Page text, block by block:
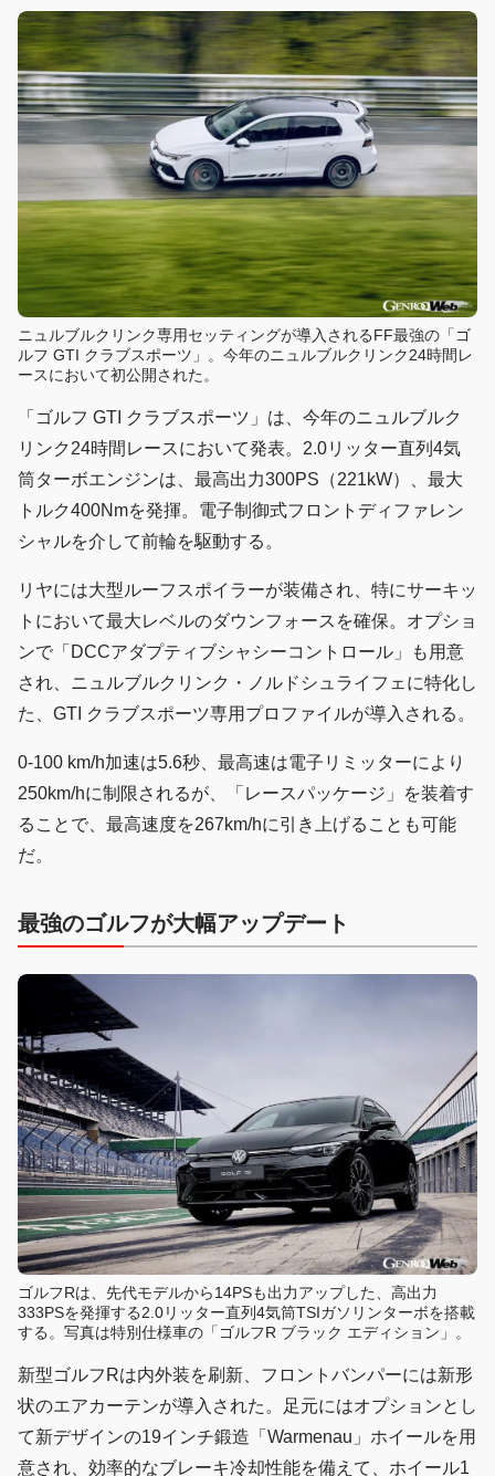
ニュルブルクリンク専用セッティングが導入されるFF最強の「ゴ
ルフ GTI クラブスポーツ」。今年のニュルブルクリンク24時間レ
ースにおいて初公開された。
「ゴルフ GTI クラブスポーツ」は、今年のニュルブルク
リンク24時間レースにおいて発表。2.0リッター直列4気
筒ターボエンジンは、最高出力300PS（221kW）、最大
トルク400Nmを発揮。電子制御式フロントディファレン
シャルを介して前輪を駆動する。
リヤには大型ルーフスポイラーが装備され、特にサーキッ
トにおいて最大レベルのダウンフォースを確保。オプショ
ンで「DCCアダプティブシャシーコントロール」も用意
され、ニュルブルクリンク・ノルドシュライフェに特化し
た、GTI クラブスポーツ専用プロファイルが導入される。
0-100 km/h加速は5.6秒、最高速は電子リミッターにより
250km/hに制限されるが、「レースパッケージ」を装着す
ることで、最高速度を267km/hに引き上げることも可能
だ。
最強のゴルフが大幅アップデート
ゴルフRは、先代モデルから14PSも出力アップした、高出力
333PSを発揮する2.0リッター直列4気筒TSIガソリンターボを搭載
する。写真は特別仕様車の「ゴルフR ブラック エディション」。
新型ゴルフRは内外装を刷新、フロントバンパーには新形
状のエアカーテンが導入された。足元にはオプションとし
て新デザインの19インチ鍛造「Warmenau」ホイールを用
意され、効率的なブレーキ冷却性能を備えて、ホイール1